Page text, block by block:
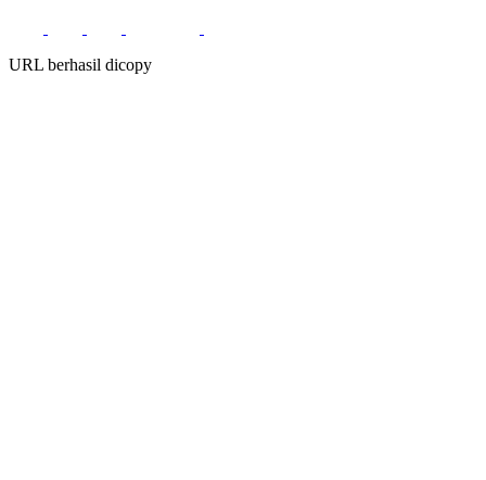
URL berhasil dicopy